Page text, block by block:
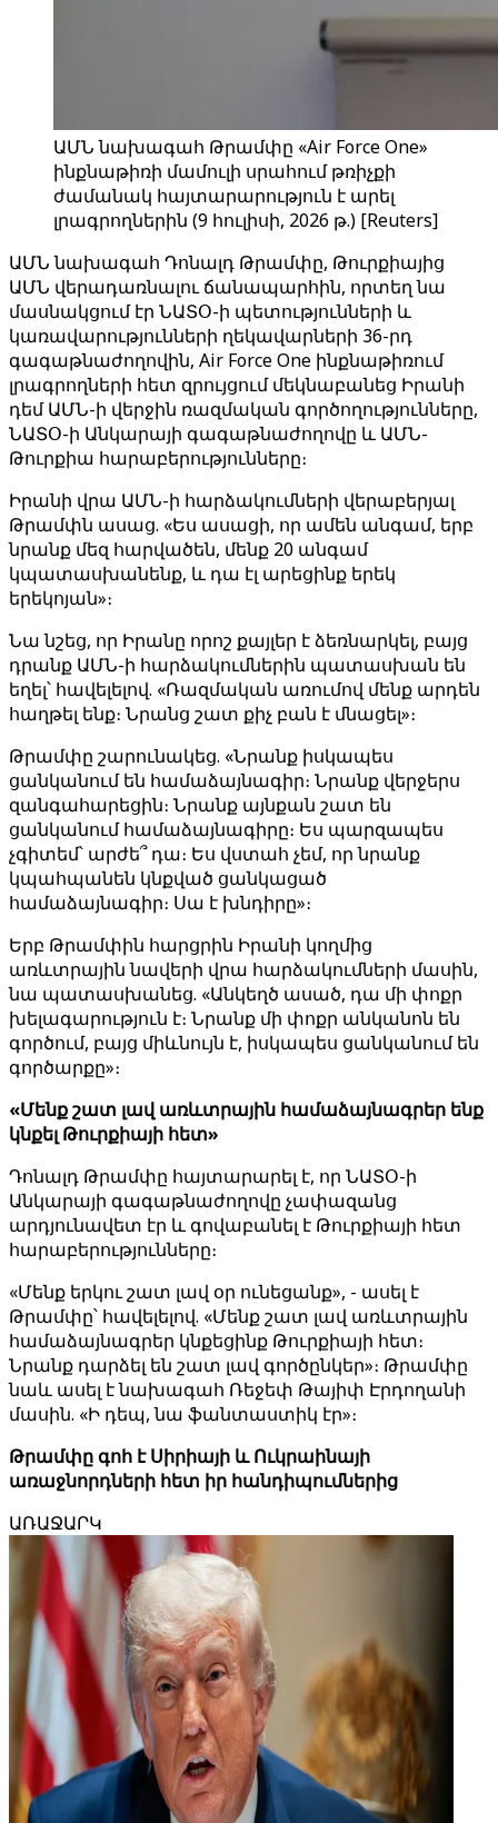
ԱՄՆ նախագահ Թրամփը «Air Force One»
ինքնաթիռի մամուլի սրահում թռիչքի
ժամանակ հայտարարություն է արել
լրագրողներին (9 հուլիսի, 2026 թ.) [Reuters]
ԱՄՆ նախագահ Դոնալդ Թրամփը, Թուրքիայից
ԱՄՆ վերադառնալու ճանապարհին, որտեղ նա
մասնակցում էր ՆԱՏՕ-ի պետությունների և
կառավարությունների ղեկավարների 36-րդ
գագաթնաժողովին, Air Force One ինքնաթիռում
լրագրողների հետ զրույցում մեկնաբանեց Իրանի
դեմ ԱՄՆ-ի վերջին ռազմական գործողությունները,
ՆԱՏՕ-ի Անկարայի գագաթնաժողովը և ԱՄՆ-
Թուրքիա հարաբերությունները։
Իրանի վրա ԱՄՆ-ի հարձակումների վերաբերյալ
Թրամփն ասաց. «Ես ասացի, որ ամեն անգամ, երբ
նրանք մեզ հարվածեն, մենք 20 անգամ
կպատասխանենք, և դա էլ արեցինք երեկ
երեկոյան»։
Նա նշեց, որ Իրանը որոշ քայլեր է ձեռնարկել, բայց
դրանք ԱՄՆ-ի հարձակումներին պատասխան են
եղել՝ հավելելով. «Ռազմական առումով մենք արդեն
հաղթել ենք։ Նրանց շատ քիչ բան է մնացել»։
Թրամփը շարունակեց. «Նրանք իսկապես
ցանկանում են համաձայնագիր։ Նրանք վերջերս
զանգահարեցին։ Նրանք այնքան շատ են
ցանկանում համաձայնագիրը։ Ես պարզապես
չգիտեմ՝ արժե՞ դա։ Ես վստահ չեմ, որ նրանք
կպահպանեն կնքված ցանկացած
համաձայնագիր։ Սա է խնդիրը»։
Երբ Թրամփին հարցրին Իրանի կողմից
առևտրային նավերի վրա հարձակումների մասին,
նա պատասխանեց. «Անկեղծ ասած, դա մի փոքր
խելագարություն է։ Նրանք մի փոքր անկանոն են
գործում, բայց միևնույն է, իսկապես ցանկանում են
գործարքը»։
«Մենք շատ լավ առևտրային համաձայնագրեր ենք
կնքել Թուրքիայի հետ»
Դոնալդ Թրամփը հայտարարել է, որ ՆԱՏՕ-ի
Անկարայի գագաթնաժողովը չափազանց
արդյունավետ էր և գովաբանել է Թուրքիայի հետ
հարաբերությունները։
«Մենք երկու շատ լավ օր ունեցանք», - ասել է
Թրամփը՝ հավելելով. «Մենք շատ լավ առևտրային
համաձայնագրեր կնքեցինք Թուրքիայի հետ։
Նրանք դարձել են շատ լավ գործընկեր»։ Թրամփը
նաև ասել է նախագահ Ռեջեփ Թայիփ Էրդողանի
մասին. «Ի դեպ, նա ֆանտաստիկ էր»։
Թրամփը գոհ է Սիրիայի և Ուկրաինայի
առաջնորդների հետ իր հանդիպումներից
ԱՌԱՋԱՐԿ